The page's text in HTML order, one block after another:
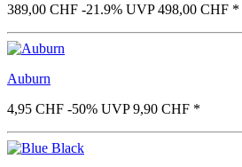
389,00 CHF -21.9% UVP 498,00 CHF *
Auburn
4,95 CHF -50% UVP 9,90 CHF *